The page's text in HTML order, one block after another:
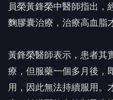
員榮黃鋒榮中醫師指出，
麴膠囊治療，治療高血脂
黃鋒榮醫師表示，患者其
療，但服藥一個多月後，
用，因此無法持續服用。